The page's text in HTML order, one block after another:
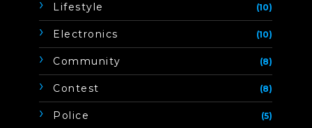
Lifestyle (10)
Electronics (10)
Community (8)
Contest (8)
Police (5)